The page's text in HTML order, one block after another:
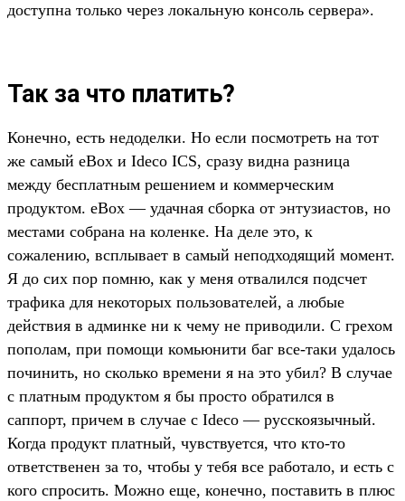
доступна только через локальную консоль сервера».
Так за что платить?
Конечно, есть недоделки. Но если посмотреть на тот
же самый eBox и Ideco ICS, сразу видна разница
между бесплатным решением и коммерческим
продуктом. eBox — удачная сборка от энтузиастов, но
местами собрана на коленке. На деле это, к
сожалению, всплывает в самый неподходящий момент.
Я до сих пор помню, как у меня отвалился подсчет
трафика для некоторых пользователей, а любые
действия в админке ни к чему не приводили. С грехом
пополам, при помощи комьюнити баг все-таки удалось
починить, но сколько времени я на это убил? В случае
с платным продуктом я бы просто обратился в
саппорт, причем в случае с Ideco — русскоязычный.
Когда продукт платный, чувствуется, что кто-то
ответственен за то, чтобы у тебя все работало, и есть с
кого спросить. Можно еще, конечно, поставить в плюс